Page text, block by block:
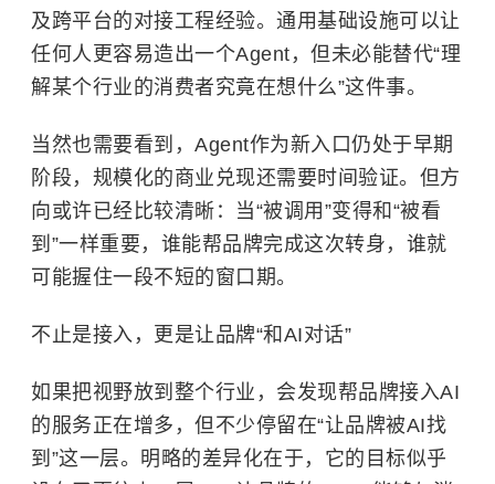
及跨平台的对接工程经验。通用基础设施可以让
任何人更容易造出一个Agent，但未必能替代“理
解某个行业的消费者究竟在想什么”这件事。
当然也需要看到，Agent作为新入口仍处于早期
阶段，规模化的商业兑现还需要时间验证。但方
向或许已经比较清晰：当“被调用”变得和“被看
到”一样重要，谁能帮品牌完成这次转身，谁就
可能握住一段不短的窗口期。
不止是接入，更是让品牌“和AI对话”
如果把视野放到整个行业，会发现帮品牌接入AI
的服务正在增多，但不少停留在“让品牌被AI找
到”这一层。明略的差异化在于，它的目标似乎